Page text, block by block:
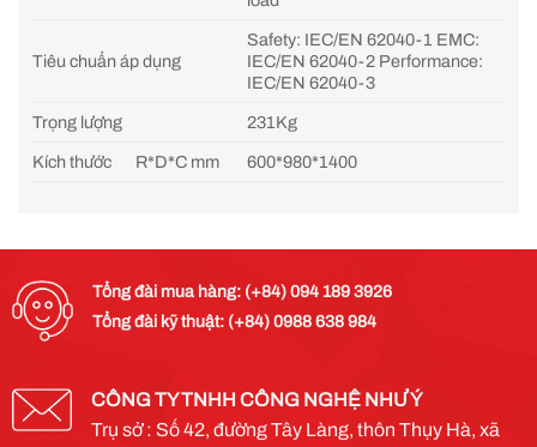
Tiêu chuẩn áp dụng
Safety: IEC/EN 62040-1 EMC:
IEC/EN 62040-2 Performance:
IEC/EN 62040-3
Trọng lượng 231Kg
Kích thước R*D*C mm 600*980*1400
Tổng đài mua hàng: (+84) 094 189 3926
Tổng đài kỹ thuật: (+84) 0988 638 984
CÔNG TY TNHH CÔNG NGHỆ NHƯ Ý
Trụ sở : Số 42, đường Tây Làng, thôn Thụy Hà, xã